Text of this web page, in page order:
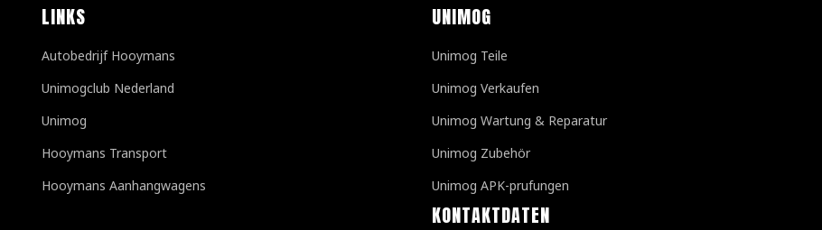
LINKS
Autobedrijf Hooymans
Unimogclub Nederland
Unimog
Hooymans Transport
Hooymans Aanhangwagens
UNIMOG
Unimog Teile
Unimog Verkaufen
Unimog Wartung & Reparatur
Unimog Zubehör
Unimog APK-prufungen
KONTAKTDATEN